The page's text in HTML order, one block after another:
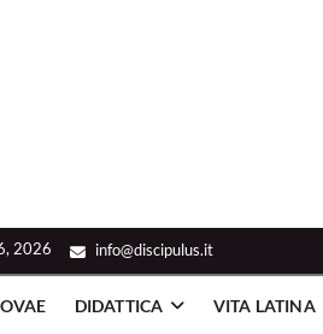
2026 info@discipulus.it
DIDATTICA VITA LATINA